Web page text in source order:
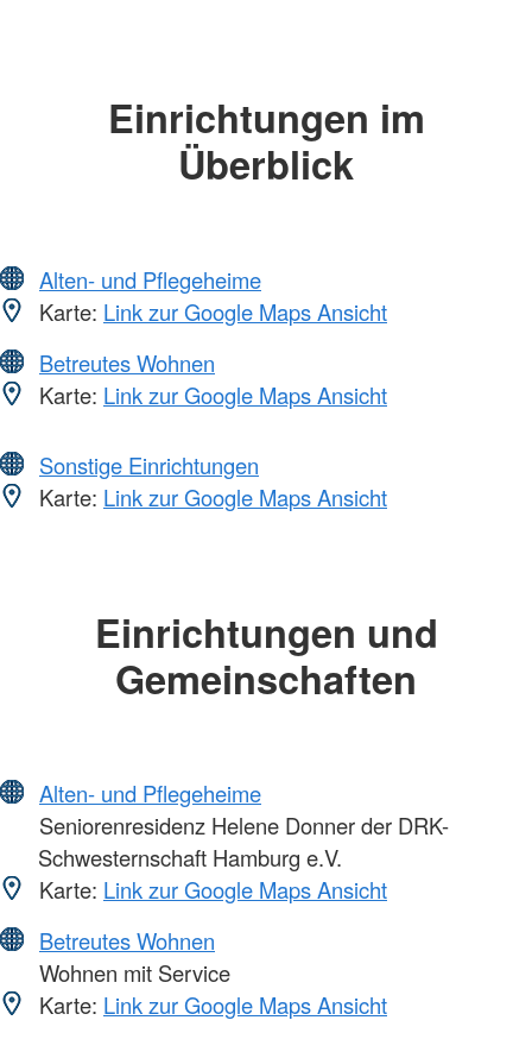
Einrichtungen im
Überblick
Alten- und Pflegeheime
Karte: Link zur Google Maps Ansicht
Betreutes Wohnen
Karte: Link zur Google Maps Ansicht
Sonstige Einrichtungen
Karte: Link zur Google Maps Ansicht
Einrichtungen und
Gemeinschaften
Alten- und Pflegeheime
Seniorenresidenz Helene Donner der DRK-
Schwesternschaft Hamburg e.V.
Karte: Link zur Google Maps Ansicht
Betreutes Wohnen
Wohnen mit Service
Karte: Link zur Google Maps Ansicht